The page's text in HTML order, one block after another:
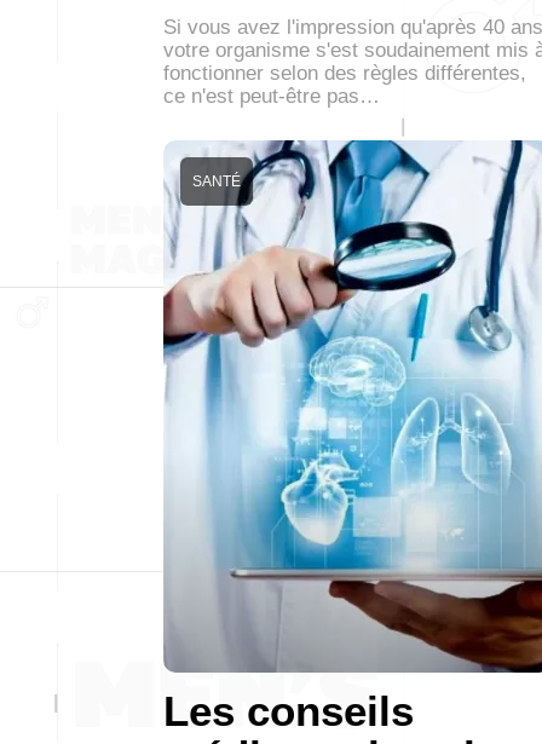
Si vous avez l'impression qu'après 40 ans
votre organisme s'est soudainement mis
fonctionner selon des règles différentes,
ce n'est peut-être pas…
Les conseils
SANTÉ